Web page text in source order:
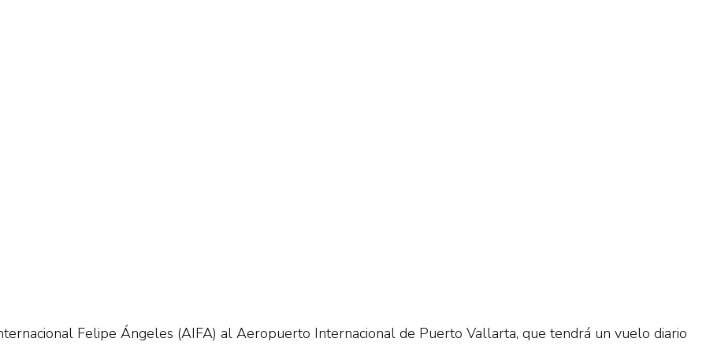
Felipe Ángeles (AIFA) al Aeropuerto Internacional de Puerto Vallarta, que tendrá un vuelo diario